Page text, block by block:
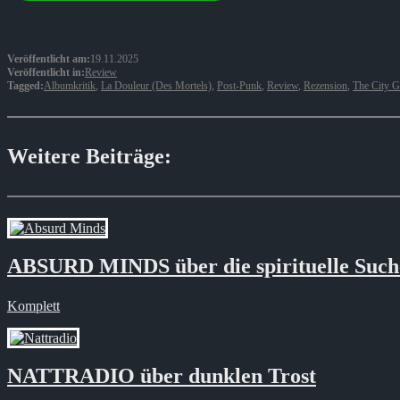
Veröffentlicht am:19.11.2025
Veröffentlicht in:Review
Tagged:Albumkritik, La Douleur (Des Mortels), Post-Punk, Review, Rezension, The City
Weitere Beiträge:
ABSURD MINDS über die spirituelle
Komplett
NATTRADIO über dunklen Trost